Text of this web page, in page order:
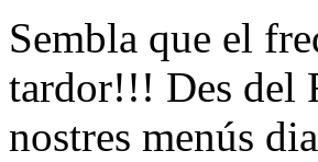
Sembla que el
tardor!!! Des del
nostres menús